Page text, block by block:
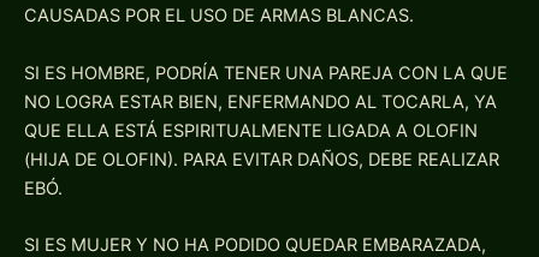
CAUSADAS POR EL USO DE ARMAS BLANCAS.
SI ES HOMBRE, PODRÍA TENER UNA PAREJA CON LA QUE
NO LOGRA ESTAR BIEN, ENFERMANDO AL TOCARLA, YA
QUE ELLA ESTÁ ESPIRITUALMENTE LIGADA A OLOFIN
(HIJA DE OLOFIN). PARA EVITAR DAÑOS, DEBE REALIZAR
EBÓ.
SI ES MUJER Y NO HA PODIDO QUEDAR EMBARAZADA,